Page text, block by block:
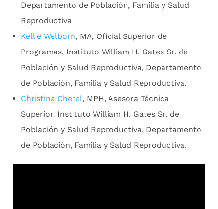
Departamento de Población, Familia y Salud
Reproductiva
Kellie Welborn, MA, Oficial Superior de
Programas, Instituto William H. Gates Sr. de
Población y Salud Reproductiva, Departamento
de Población, Familia y Salud Reproductiva.
Christina Cherel, MPH, Asesora Técnica
Superior, Instituto William H. Gates Sr. de
Población y Salud Reproductiva, Departamento
de Población, Familia y Salud Reproductiva.